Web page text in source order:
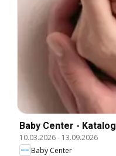
Baby Center - Katalog
10.03.2026- 13.09.2026
Baby Center